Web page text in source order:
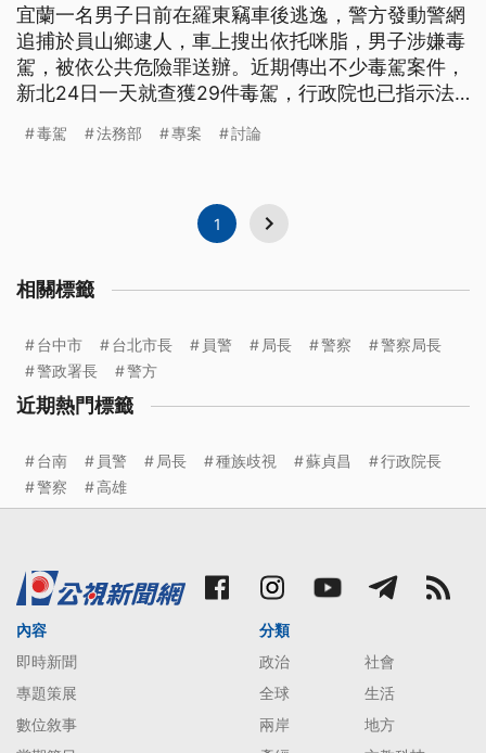
宜蘭一名男子日前在羅東竊車後逃逸，警方發動警網
追捕於員山鄉逮人，車上搜出依托咪脂，男子涉嫌毒
駕，被依公共危險罪送辦。近期傳出不少毒駕案件，
新北24日一天就查獲29件毒駕，行政院也已指示法
相關機關討論修法方向。
毒駕 法務部 專案 討論
1
相關標籤
台中市 台北市長 員警 局長 警察
警察局長
警政署長
警方
近期熱門標籤
台南 員警 局長 種族歧視 蘇貞昌
行政院長
警察
高雄
內容
即時新聞
專題策展
數位敘事
分類
政治
社會
全球
生活
兩岸
地方